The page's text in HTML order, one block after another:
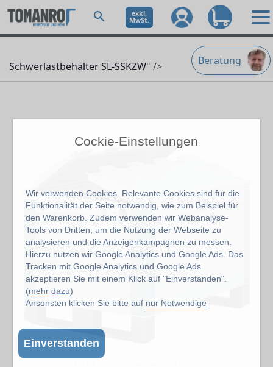
Cockie-Einstellungen
Wir verwenden Cookies. Relevante Cookies sind für die
Funktionalität der Seite notwendig, wie zum Beispiel für
den Warenkorb. Zudem verwenden wir Webanalyse-
Tools von Dritten, um die Nutzung der Webseite zu
analysieren und die Anzeigenkampagnen zu messen.
Hierzu nutzen wir Google Analytics und Google Ads. Das
Tracken mit Google Analytics und Google Ads
akzeptieren Sie mit einem Klick auf "Einverstanden".
(mehr dazu)
Ansonsten klicken Sie bitte auf nur Notwendige
Einverstanden
exkl.
MwSt.
Beratung
Schwerlastbehälter SL-SSKZW" />